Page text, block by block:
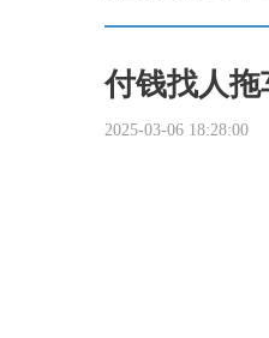
付钱找人
2025-03-06 18:28:00